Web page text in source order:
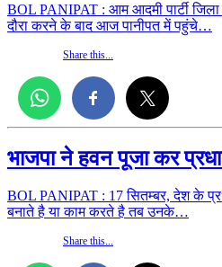
BOL PANIPAT : आम आदमी पार्टी
दौरा करने के बाद आज पानीपत में पहुंचे…
Share this...
भाजपा ने हवन पूजा कर
BOL PANIPAT : 17 सितम्बर, देश के
बनाते है या काम करते है तब उनके…
Share this...